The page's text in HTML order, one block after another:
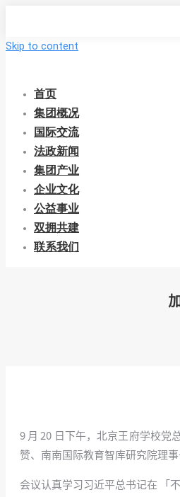
Skip to content
首页
集团概况
国际交流
法政新闻
集团产业
企业文化
公益事业
双拥共建
联系我们
9 月 20 日下午，北京王府学校党
赞、南南国际教育智库研究院理
会议认真学习习近平总书记在 「